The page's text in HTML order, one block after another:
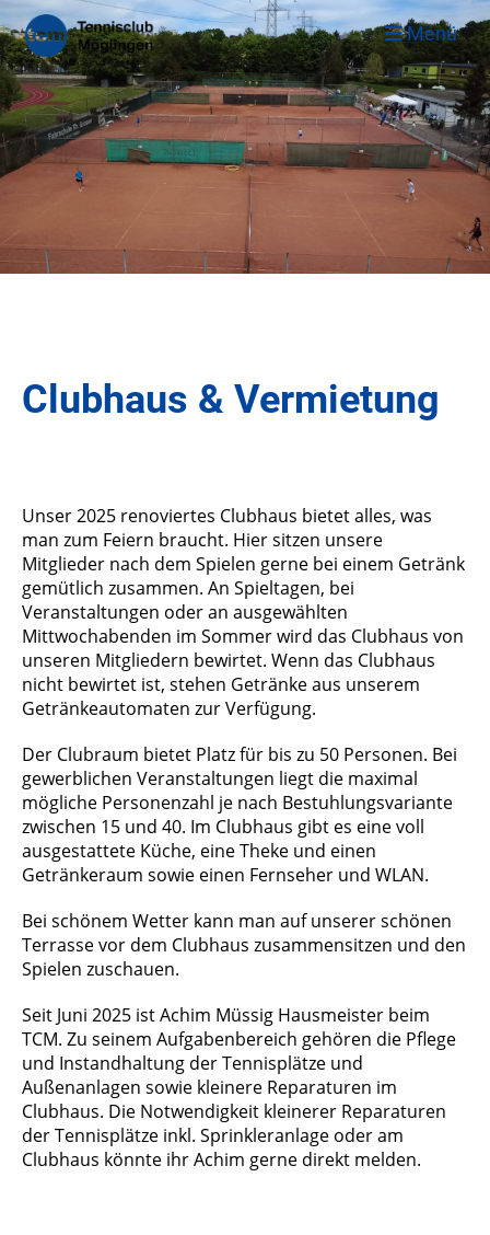
Menü
Clubhaus & Vermietung
Unser 2025 renoviertes Clubhaus bietet alles, was
man zum Feiern braucht. Hier sitzen unsere
Mitglieder nach dem Spielen gerne bei einem Getränk
gemütlich zusammen. An Spieltagen, bei
Veranstaltungen oder an ausgewählten
Mittwochabenden im Sommer wird das Clubhaus von
unseren Mitgliedern bewirtet. Wenn das Clubhaus
nicht bewirtet ist, stehen Getränke aus unserem
Getränkeautomaten zur Verfügung.
Der Clubraum bietet Platz für bis zu 50 Personen. Bei
gewerblichen Veranstaltungen liegt die maximal
mögliche Personenzahl je nach Bestuhlungsvariante
zwischen 15 und 40. Im Clubhaus gibt es eine voll
ausgestattete Küche, eine Theke und einen
Getränkeraum sowie einen Fernseher und WLAN.
Bei schönem Wetter kann man auf unserer schönen
Terrasse vor dem Clubhaus zusammensitzen und den
Spielen zuschauen.
Seit Juni 2025 ist Achim Müssig Hausmeister beim
TCM. Zu seinem Aufgabenbereich gehören die Pflege
und Instandhaltung der Tennisplätze und
Außenanlagen sowie kleinere Reparaturen im
Clubhaus. Die Notwendigkeit kleinerer Reparaturen
der Tennisplätze inkl. Sprinkleranlage oder am
Clubhaus könnte ihr Achim gerne direkt melden.